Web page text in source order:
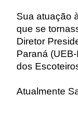
Sua atuação
que se
Diretor
Paraná
dos
Atualmente